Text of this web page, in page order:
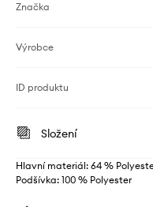
Značka
Výrobce
ID produktu
Složení
Hlavní materiál: 64 %
Podšívka: 100 % Polyester